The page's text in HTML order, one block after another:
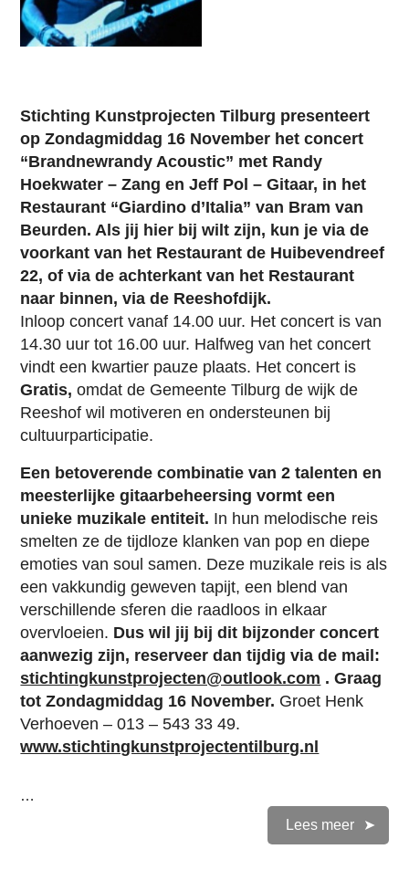
Stichting Kunstprojecten Tilburg presenteert
op Zondagmiddag 16 November het concert
“Brandnewrandy Acoustic” met Randy
Hoekwater – Zang en Jeff Pol – Gitaar, in het
Restaurant “Giardino d’Italia” van Bram van
Beurden. Als jij hier bij wilt zijn, kun je via de
voorkant van het Restaurant de Huibevendreef
22, of via de achterkant van het Restaurant
naar binnen, via de Reeshofdijk.
Inloop concert vanaf 14.00 uur. Het concert is van
14.30 uur tot 16.00 uur. Halfweg van het concert
vindt een kwartier pauze plaats. Het concert is
Gratis, omdat de Gemeente Tilburg de wijk de
Reeshof wil motiveren en ondersteunen bij
cultuurparticipatie.
Een betoverende combinatie van 2 talenten en
meesterlijke gitaarbeheersing vormt een
unieke muzikale entiteit. In hun melodische reis
smelten ze de tijdloze klanken van pop en diepe
emoties van soul samen. Deze muzikale reis is als
een vakkundig geweven tapijt, een blend van
verschillende sferen die raadloos in elkaar
overvloeien. Dus wil jij bij dit bijzonder concert
aanwezig zijn, reserveer dan tijdig via de mail:
stichtingkunstprojecten@outlook.com . Graag
tot Zondagmiddag 16 November. Groet Henk
Verhoeven – 013 – 543 33 49.
www.stichtingkunstprojectentilburg.nl
…
Lees meer